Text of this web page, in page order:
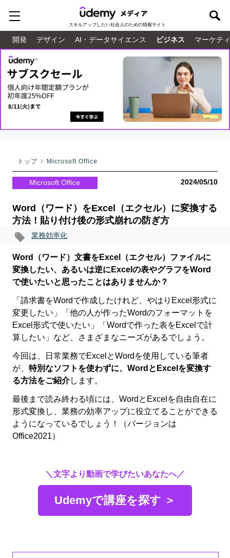
スキルアップしたい社会人のための情報サイト
開発 デザイン AI・データサイエンス ビジネス マーケテ
トップ Microsoft Office
Microsoft Office 2024/05/10
Word（ワード）をExcel（エクセル）に変換する
方法！貼り付け後の形式崩れの防ぎ方
業務効率化
Word
（ワード）文書をExcel（エクセル）ファイルに
変換したい、あるいは逆にExcelの表やグラフをWord
で使いたいと思ったことはありませんか？
「請求書をWordで作成したけれど、やはりExcel形式に
変更したい」「他の人が作ったWordのフォーマットを
Excel形式で使いたい」「Wordで作った表をExcelで計
算したい」など、さまざまなニーズがあるでしょう。
今回は、日常業務でExcelとWordを使用している筆者
が、 特別なソフトを使わずに、WordとExcelを変換す
る方法をご紹介します。
最後まで読み終わる頃には、WordとExcelを自由自在に
形式変換し、業務の効率アップに役立てることができる
ようになっているでしょう！（バージョンは
Office2021）
＼文字より動画で学びたいあなたへ／
Udemyで講座を探す ＞